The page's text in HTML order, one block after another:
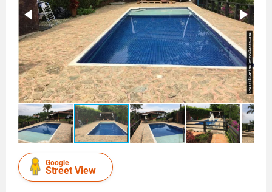
Google
Street View